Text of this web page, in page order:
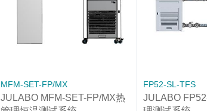
MFM-SET-FP/MX
JULABO MFM-SET-FP/MX热
FP52-SL-TFS
JULABO